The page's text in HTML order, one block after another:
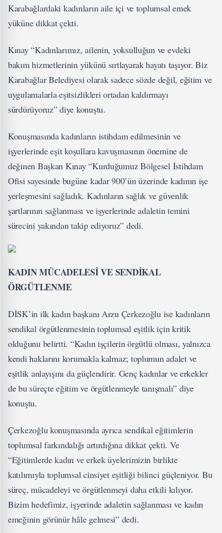
Karabağlardaki kadınların aile içi ve toplumsal emek
yüküne dikkat çekti.
Kınay “Kadınlarımız, ailenin, yoksulluğun ve evdeki
bakım hizmetlerinin yükünü sırtlayarak hayatı taşıyor. Biz
Karabağlar Belediyesi olarak sadece sözde değil, eğitim ve
uygulamalarla eşitsizlikleri ortadan kaldırmayı
sürdürüyoruz” diye konuştu.
Konuşmasında kadınların istihdam edilmesinin ve
işyerlerinde eşit koşullara kavuşmasının önemine de
değinen Başkan Kınay “Kurduğumuz Bölgesel İstihdam
Ofisi sayesinde bugüne kadar 900’ün üzerinde kadının işe
yerleşmesini sağladık. Kadınların sağlık ve güvenlik
şartlarının sağlanması ve işyerlerinde adaletin temini
sürecini yakından takip ediyoruz” dedi.
KADIN MÜCADELESİ VE SENDİKAL
ÖRGÜTLENME
DİSK’in ilk kadın başkanı Arzu Çerkezoğlu ise kadınların
sendikal örgütlenmesinin toplumsal eşitlik için kritik
olduğunu belirtti. “Kadın işçilerin örgütlü olması, yalnızca
kendi haklarını korumakla kalmaz; toplumun adalet ve
eşitlik anlayışını da güçlendirir. Genç kadınlar ve erkekler
de bu süreçte eğitim ve örgütlenmeyle tanışmalı” diye
konuştu.
Çerkezoğlu konuşmasında ayrıca sendikal eğitimlerin
toplumsal farkındalığı artırdığına dikkat çekti. Ve
“Eğitimlerde kadın ve erkek üyelerimizin birlikte
katılımıyla toplumsal cinsiyet eşitliği bilinci güçleniyor. Bu
süreç, mücadeleyi ve örgütlenmeyi daha etkili kılıyor.
Bizim hedefimiz, işyerinde adaletin sağlanması ve kadın
emeğinin görünür hâle gelmesi” dedi.